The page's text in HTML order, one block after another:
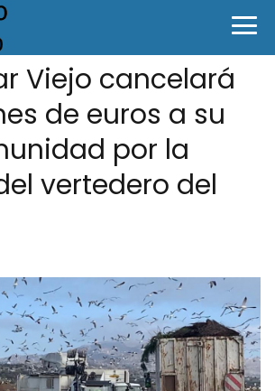
Viejo cancelará
de euros a su
por la
vertedero del